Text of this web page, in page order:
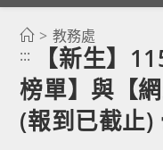
> 教務處
:::
【新生】
榜單】與【
(報到已截止)